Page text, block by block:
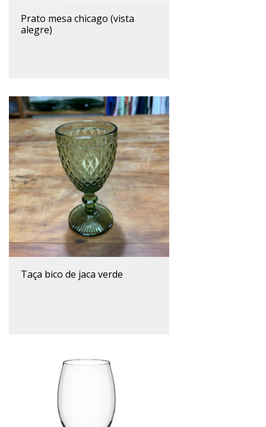
prato mesa chicago (vista
alegre)
taça bico de jaca verde